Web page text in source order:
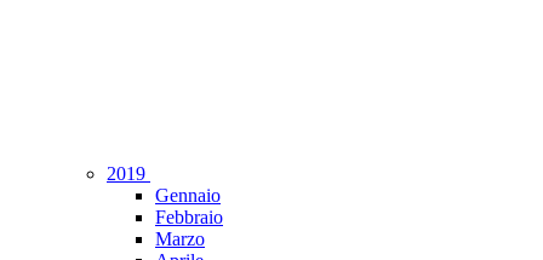
2019
Gennaio
Febbraio
Marzo